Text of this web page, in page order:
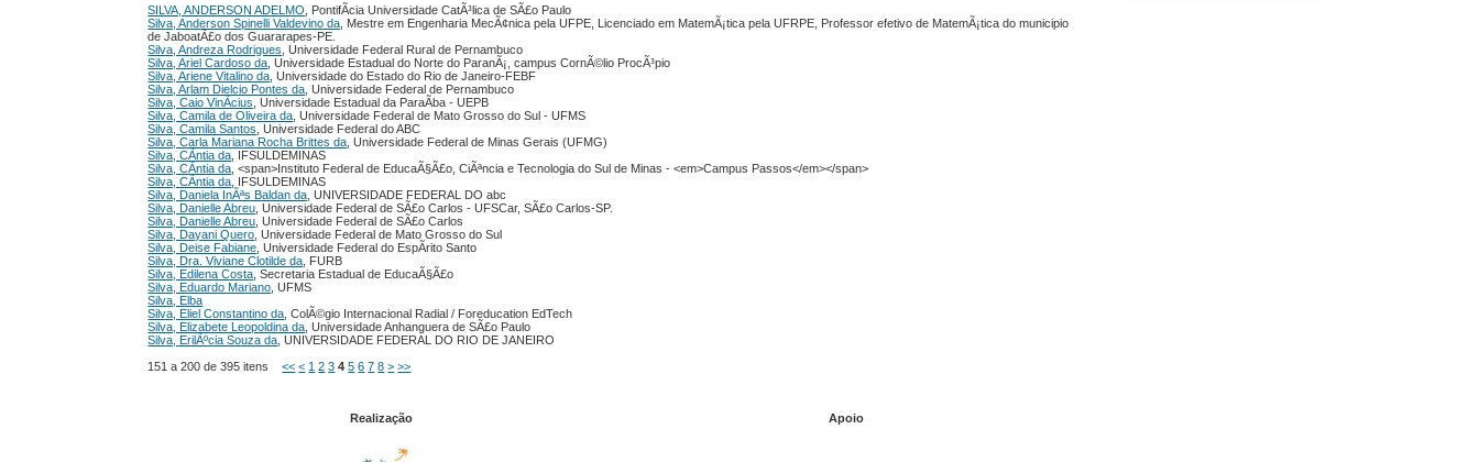
SILVA, ANDERSON ADELMO
, PontifÃ­cia Universidade CatÃ³lica de SÃ£o Paulo
Silva, Anderson Spinelli Valdevino da , Mestre em Engenharia MecÃ¢nica pela UFPE, Licenciado em MatemÃ¡tica pela UFRPE, Professor efetivo de MatemÃ¡tica do municipio
de JaboatÃ£o dos Guararapes-PE.
Silva, Andreza Rodrigues , Universidade Federal Rural de Pernambuco
Silva, Ariel Cardoso da , Universidade Estadual do Norte do ParanÃ¡, campus CornÃ©lio ProcÃ³pio
Silva, Ariene Vitalino da , Universidade do Estado do Rio de Janeiro-FEBF
Silva, Arlam Dielcio Pontes da , Universidade Federal de Pernambuco
Silva, Caio VinÃ­cius , Universidade Estadual da ParaÃ­ba - UEPB
Silva, Camila de Oliveira da , Universidade Federal de Mato Grosso do Sul - UFMS
Silva, Camila Santos , Universidade Federal do ABC
Silva, Carla Mariana Rocha Brittes da , Universidade Federal de Minas Gerais (UFMG)
Silva, CÃ­ntia da , IFSULDEMINAS
Silva, CÃ­ntia da , <span>Instituto Federal de EducaÃ§Ã£o, CiÃªncia e Tecnologia do Sul de Minas - <em>Campus Passos</em></span>
Silva, CÃ­ntia da , IFSULDEMINAS
Silva, Daniela InÃªs Baldan da , UNIVERSIDADE FEDERAL DO abc
Silva, Danielle Abreu , Universidade Federal de SÃ£o Carlos - UFSCar, SÃ£o Carlos-SP.
Silva, Danielle Abreu , Universidade Federal de SÃ£o Carlos
Silva, Dayani Quero , Universidade Federal de Mato Grosso do Sul
Silva, Deise Fabiane , Universidade Federal do EspÃ­rito Santo
Silva, Dra. Viviane Clotilde da , FURB
Silva, Edilena Costa , Secretaria Estadual de EducaÃ§Ã£o
Silva, Eduardo Mariano , UFMS
Silva, Elba
Silva, Eliel Constantino da , ColÃ©gio Internacional Radial / Foreducation EdTech
Silva, Elizabete Leopoldina da , Universidade Anhanguera de SÃ£o Paulo
Silva, ErilÃºcia Souza da , UNIVERSIDADE FEDERAL DO RIO DE JANEIRO
151 a 200 de 395 itens<< < 1 2 3 4 5 6 7 8 > >>
Realização Apoio